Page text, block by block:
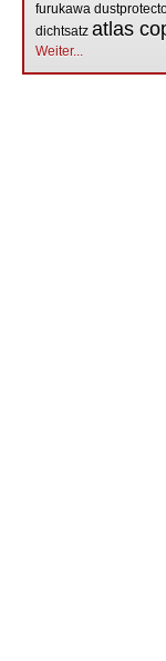
furukawa
dichtsatz atlas
Weiter...